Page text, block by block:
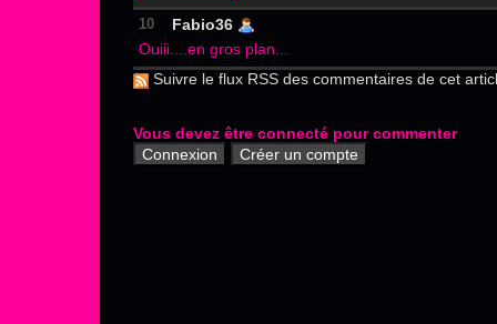
10
Fabio36
Ouiii....en gros plan...
Suivre le flux RSS des commentaires de cet
Vous devez être connecté pour commenter